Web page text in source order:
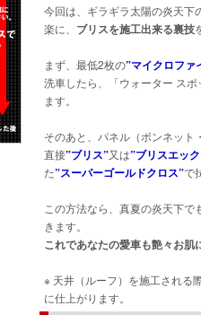
今回は、ギラギラ太陽の炎天下
楽に、 ブリスを施工出来る裏技
まず、最低2枚の”マイクロファ
洗車したら、「ウォーター ス
ます。
そのあと、パネル（ボンネッ
直接”ブリス”又は”ブリスエッ
た”スーパーゴールドクロス”で
この方法なら、真夏の炎天下
きます。
これであなたの愛車も艶々お
※ 天井（ルーフ）を施工される
に仕上がります。